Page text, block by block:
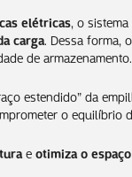
elétricas, o
carga. Dessa forma,
de armazenamento.
estendido” da
o equilíbrio
eotimiza o